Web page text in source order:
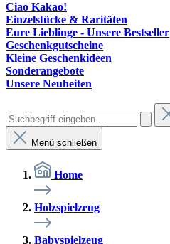
Ciao Kakao!
Einzelstücke & Raritäten
Eure Lieblinge - Unsere Bestseller
Geschenkgutscheine
Kleine Geschenkideen
Sonderangebote
Unsere Neuheiten
Menü schließen
Home
Holzspielzeug
Babyspielzeug